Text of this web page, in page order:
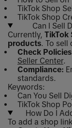
TikTok Shop
TikTok Shop
Can I Sell
Currently, TikTok
products. To sell
Check
Seller Center.
Compliance:
standards.
Keywords:
Can You Sell
TikTok Shop
How Do I
To add a shop